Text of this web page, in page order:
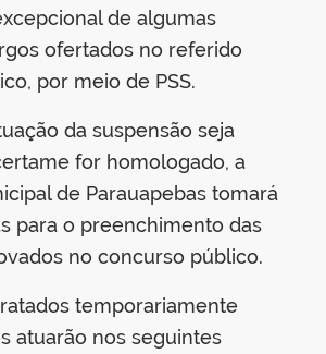
de algumas
ofertados no referido
por meio de PSS.
da suspensão seja
for homologado, a
de Parauapebas tomará
para o preenchimento das
no concurso público.
temporariamente
atuarão nos seguintes